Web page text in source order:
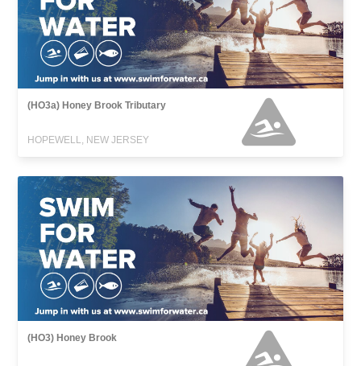
(HO3a) Honey Brook Tributary
HOPEWELL, NEW JERSEY
(HO3) Honey Brook